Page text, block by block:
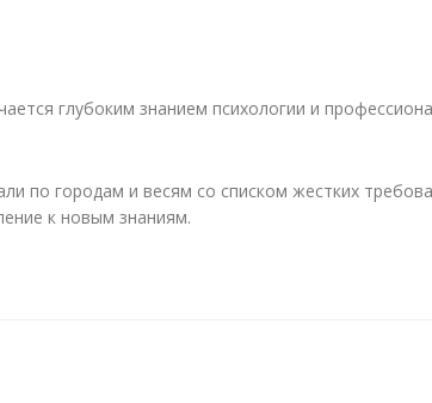
глубоким знанием психологии и
по городам и весям со списком жестких
к новым знаниям.